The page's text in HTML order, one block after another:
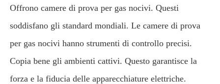
Offrono camere di prova per gas nocivi. Questi
soddisfano gli standard mondiali. Le camere di prova
per gas nocivi hanno strumenti di controllo precisi.
Copia bene gli ambienti cattivi. Questo garantisce la
forza e la fiducia delle apparecchiature elettriche.